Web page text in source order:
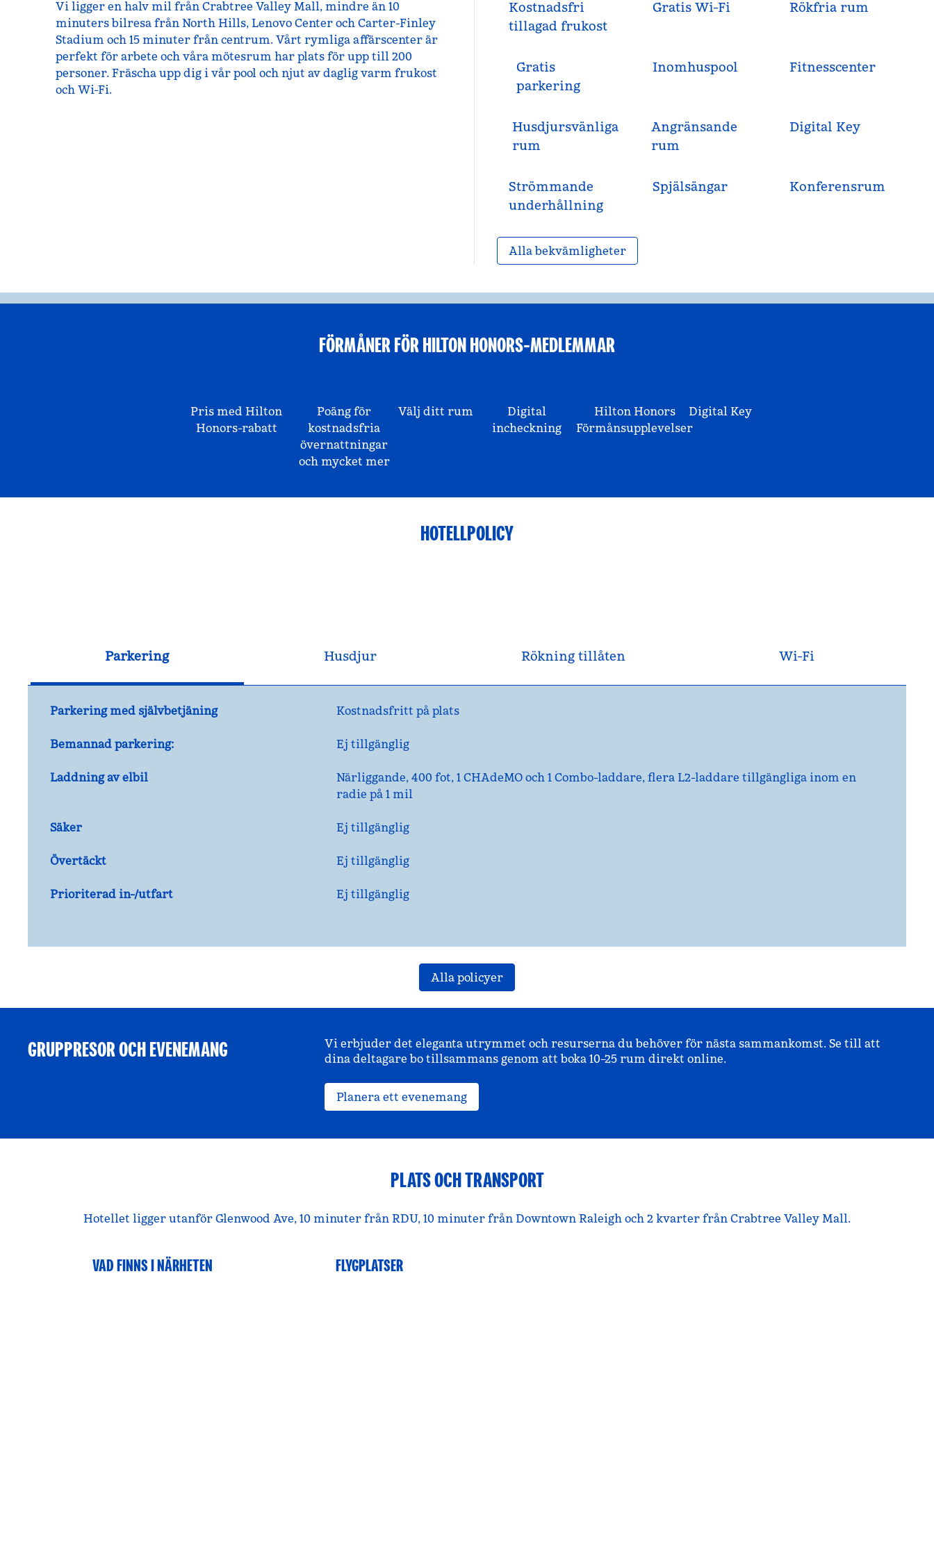
Vi ligger en halv mil från Crabtree Valley Mall, mindre än 10
minuters bilresa från North Hills, Lenovo Center och Carter-Finley
Stadium och 15 minuter från centrum. Vårt rymliga affärscenter är
perfekt för arbete och våra mötesrum har plats för upp till 200
personer. Fräscha upp dig i vår pool och njut av daglig varm frukost
och Wi-Fi.
Kostnadsfri
tillagad frukost
Gratis Wi-Fi Rökfria rum
Gratis
parkering
Inomhuspool Fitnesscenter
Husdjursvänliga
rum
Angränsande
rum
Digital Key
Strömmande
underhållning
Spjälsängar Konferensrum
Alla bekvämligheter
FÖRMÅNER FÖR HILTON HONORS-MEDLEMMAR
Pris med Hilton
Honors-rabatt
Poäng för
kostnadsfria
övernattningar
och mycket mer
Välj ditt rum
Digital
incheckning
Hilton Honors
Förmånsupplevelser
Digital Key
HOTELLPOLICY
Parkering Husdjur Rökning tillåten Wi-Fi
Parkering med självbetjäning Kostnadsfritt på plats
Bemannad parkering: Ej tillgänglig
Laddning av elbil Närliggande, 400 fot, 1 CHAdeMO och 1 Combo-laddare, flera L2-laddare tillgängliga inom en
radie på 1 mil
Säker Ej tillgänglig
Övertäckt Ej tillgänglig
Prioriterad in-/utfart Ej tillgänglig
Alla policyer
GRUPPRESOR OCH EVENEMANG
Vi erbjuder det eleganta utrymmet och resurserna du behöver för nästa sammankomst. Se till att
dina deltagare bo tillsammans genom att boka 10–25 rum direkt online.
Planera ett evenemang
PLATS OCH TRANSPORT
Hotellet ligger utanför Glenwood Ave, 10 minuter från RDU, 10 minuter från Downtown Raleigh och 2 kvarter från Crabtree Valley Mall.
VAD FINNS I NÄRHETEN FLYGPLATSER